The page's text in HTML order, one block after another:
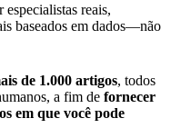
reais,
baseados em dados—não
de 1.000 artigos, todos
a fim de fornecer
em que você pode